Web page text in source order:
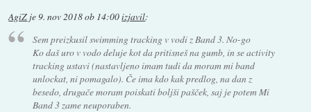
AgiZ je9. nov 2018 ob 14:00izjavil:
Sem preizkusil swimming tracking v vodi z Band 3. No-go
Ko daš uro v vodo deluje kot da pritisneš na gumb, in se activity
tracking ustavi (nastavljeno imam tudi da moram mi band
unlockat, ni pomagalo). Če ima kdo kak predlog, na dan z
besedo, drugače moram poiskati boljši pašček, saj je potem Mi
Band 3 zame neuporaben.